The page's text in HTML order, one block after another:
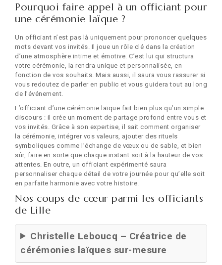
Pourquoi faire appel à un officiant pour
une cérémonie laïque ?
Un officiant n’est pas là uniquement pour prononcer quelques
mots devant vos invités. Il joue un rôle clé dans la création
d’une atmosphère intime et émotive. C’est lui qui structura
votre cérémonie, la rendra unique et personnalisée, en
fonction de vos souhaits. Mais aussi, il saura vous rassurer si
vous redoutez de parler en public et vous guidera tout au long
de l’événement.
L’officiant d’une cérémonie laïque fait bien plus qu’un simple
discours : il crée un moment de partage profond entre vous et
vos invités. Grâce à son expertise, il sait comment organiser
la cérémonie, intégrer vos valeurs, ajouter des rituels
symboliques comme l’échange de vœux ou de sable, et bien
sûr, faire en sorte que chaque instant soit à la hauteur de vos
attentes. En outre, un officiant expérimenté saura
personnaliser chaque détail de votre journée pour qu’elle soit
en parfaite harmonie avec votre histoire.
Nos coups de cœur parmi les officiants
de Lille
Christelle Leboucq – Créatrice de
cérémonies laïques sur-mesure